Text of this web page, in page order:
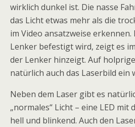
wirklich dunkel ist. Die nasse
das Licht etwas mehr als die
im Video ansatzweise erkennen.
Lenker befestigt wird, zeigt es
der Lenker hinzeigt. Auf
natürlich auch das Laserbild ein
Neben dem Laser gibt es
„normales“ Licht – eine LED mit
hell und blinkend. Auch den